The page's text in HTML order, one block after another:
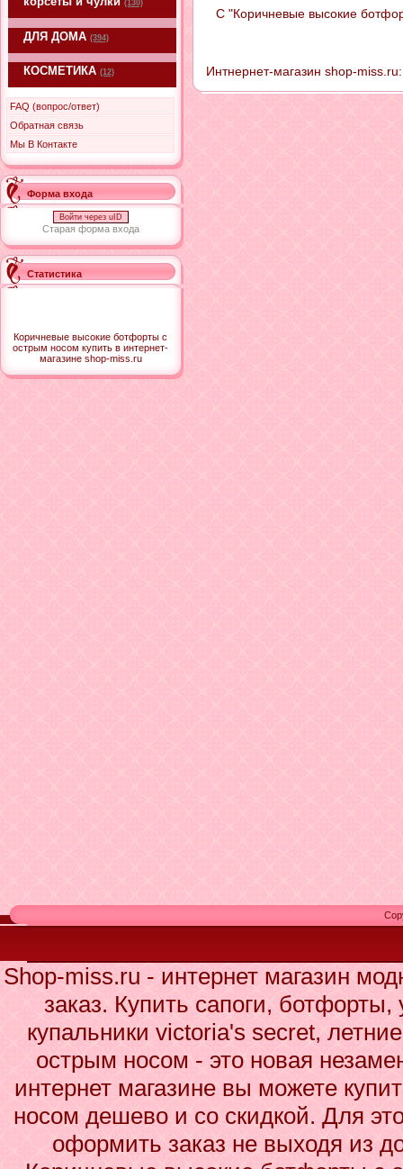
(130)
ДЛЯ ДОМА (394)
КОСМЕТИКА (12)
FAQ (вопрос/ответ)
Обратная связь
Мы В Контакте
Форма входа
Войти через uID
Старая форма входа
Статистика
Коричневые высокие ботфорты с
острым носом купить в интернет-
магазине shop-miss.ru
С "Коричневые высокие
Интнернет-магазин shop-
Shop-miss.ru - интернет магазин
заказ. Купить сапоги,
купальники victoria's secret,
острым носом - это новая
интернет магазине вы можете
носом дешево и со скидкой. Для
оформить заказ не выходя из